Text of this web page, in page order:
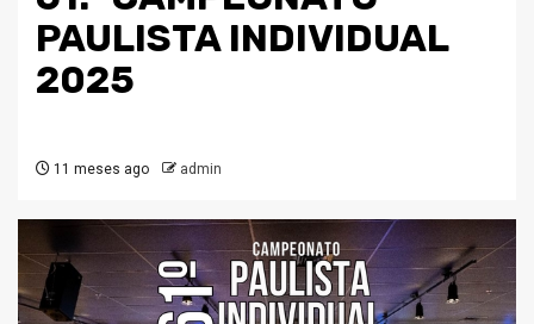
PAULISTA INDIVIDUAL
2025
11 meses ago admin